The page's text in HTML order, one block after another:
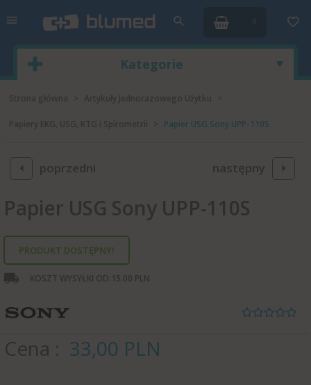
Kategorie
Papier USG Sony UPP-110S
poprzedni następny
Papier USG Sony UPP-110S
PRODUKT DOSTĘPNY!
KOSZT WYSYŁKI OD: 15.00 PLN
Cena 33,00 PLN